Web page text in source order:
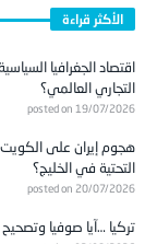
الأكثر قراءة
اقتصاد الجغرافيا
التجاري العالمي؟
posted on 19/07/2026
هجوم إيران على
التحتية في الخليج؟
posted on 20/07/2026
تركيا …آيا صوفيا وتصحيح